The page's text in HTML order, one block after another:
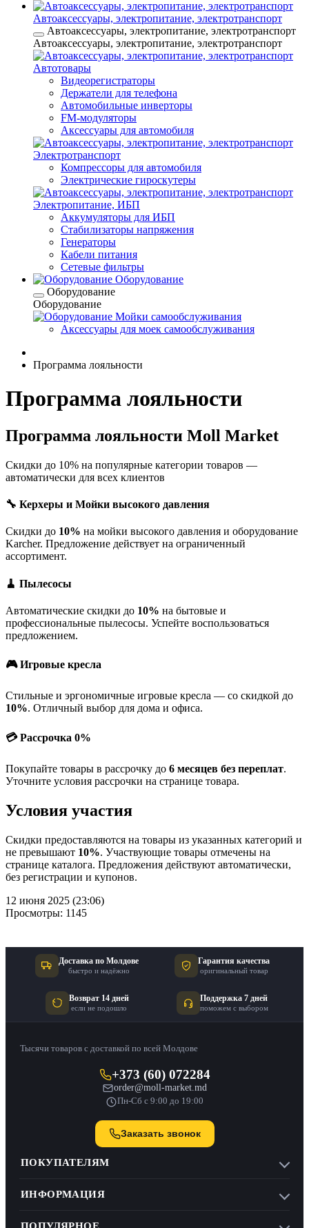
Автоаксессуары, электропитание, электротранспорт
Автоаксессуары, электропитание, электротранспорт
Автоаксессуары, электропитание, электротранспорт
Автотовары
Видеорегистраторы
Держатели для телефона
Автомобильные инверторы
FM-модуляторы
Аксессуары для автомобиля
Электротранспорт
Компрессоры для автомобиля
Электрические гироскутеры
Электропитание, ИБП
Аккумуляторы для ИБП
Стабилизаторы напряжения
Генераторы
Кабели питания
Сетевые фильтры
Оборудование
Оборудование
Оборудование
Мойки самообслуживания
Аксессуары для моек самообслуживания
Программа лояльности
Программа лояльности
Программа лояльности Moll Market
Скидки до 10% на популярные категории товаров —
автоматически для всех клиентов
🔧 Керхеры и Мойки высокого давления
Скидки до 10% на мойки высокого давления и оборудование
Karcher. Предложение действует на ограниченный
ассортимент.
🧹 Пылесосы
Автоматические скидки до 10% на бытовые и
профессиональные пылесосы. Успейте воспользоваться
предложением.
🎮 Игровые кресла
Стильные и эргономичные игровые кресла — со скидкой до
10%. Отличный выбор для дома и офиса.
💳 Рассрочка 0%
Покупайте товары в рассрочку до 6 месяцев без переплат.
Уточните условия рассрочки на странице товара.
Условия участия
Скидки предоставляются на товары из указанных категорий и
не превышают 10%. Участвующие товары отмечены на
странице каталога. Предложения действуют автоматически,
без регистрации и купонов.
12 июня 2025 (23:06)
Просмотры: 1145
Доставка по Молдове
быстро и надёжно
Гарантия качества
оригинальный товар
Возврат 14 дней
если не подошло
Поддержка 7 дней
поможем с выбором
Тысячи товаров с доставкой по всей Молдове
+373 (60) 072284
order@moll-market.md
Пн-Сб с 9:00 до 19:00
Заказать звонок
ПОКУПАТЕЛЯМ
ИНФОРМАЦИЯ
ПОПУЛЯРНОЕ